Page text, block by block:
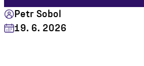
Petr Sobol
19. 6. 2026